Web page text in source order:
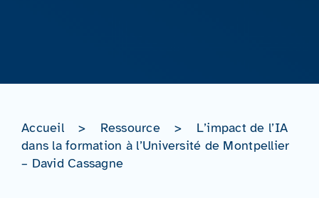
Accueil > Ressource >
L’impact de l’IA
dans la formation à l’Université de Montpellier
– David Cassagne